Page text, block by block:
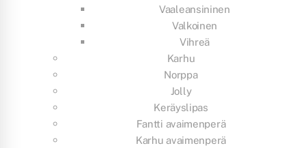
Vaaleansininen
Valkoinen
Vihreä
Karhu
Norppa
Jolly
Keräyslipas
Fantti avaimenperä
Karhu avaimenperä